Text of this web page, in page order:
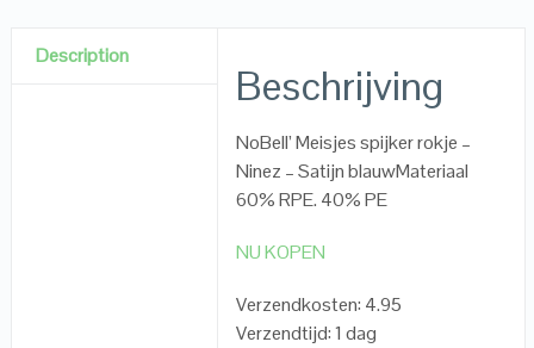
Description
Beschrijving
NoBell’ Meisjes spijker rokje –
Ninez – Satijn blauwMateriaal
60% RPE. 40% PE
NU KOPEN
Verzendkosten: 4.95
Verzendtijd: 1 dag